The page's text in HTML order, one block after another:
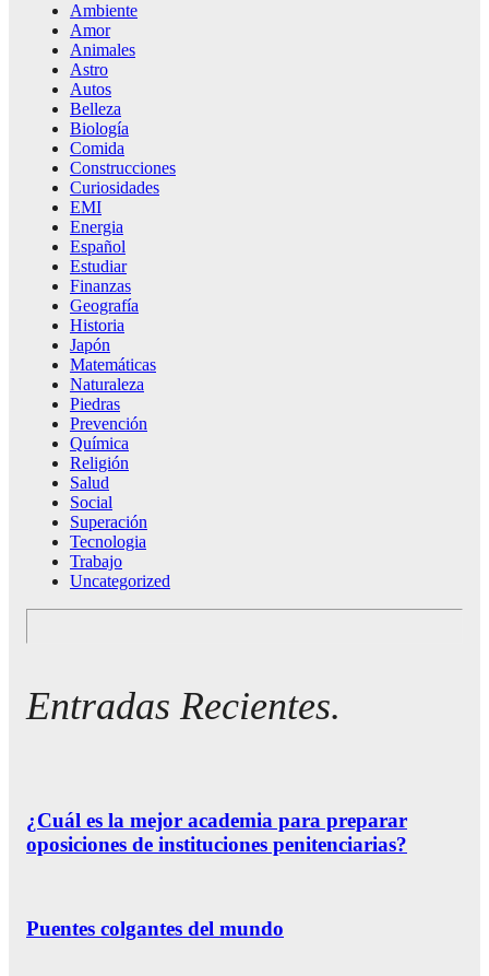
Ambiente
Amor
Animales
Astro
Autos
Belleza
Biología
Comida
Construcciones
Curiosidades
EMI
Energia
Español
Estudiar
Finanzas
Geografía
Historia
Japón
Matemáticas
Naturaleza
Piedras
Prevención
Química
Religión
Salud
Social
Superación
Tecnologia
Trabajo
Uncategorized
Entradas Recientes.
¿Cuál es la mejor academia para preparar
oposiciones de instituciones penitenciarias?
Puentes colgantes del mundo